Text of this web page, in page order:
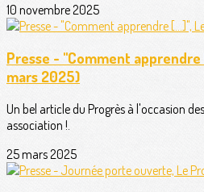
10 novembre 2025
Presse - "Comment apprendre
mars 2025)
Un bel article du Progrès à l'occasion
association !.
25 mars 2025